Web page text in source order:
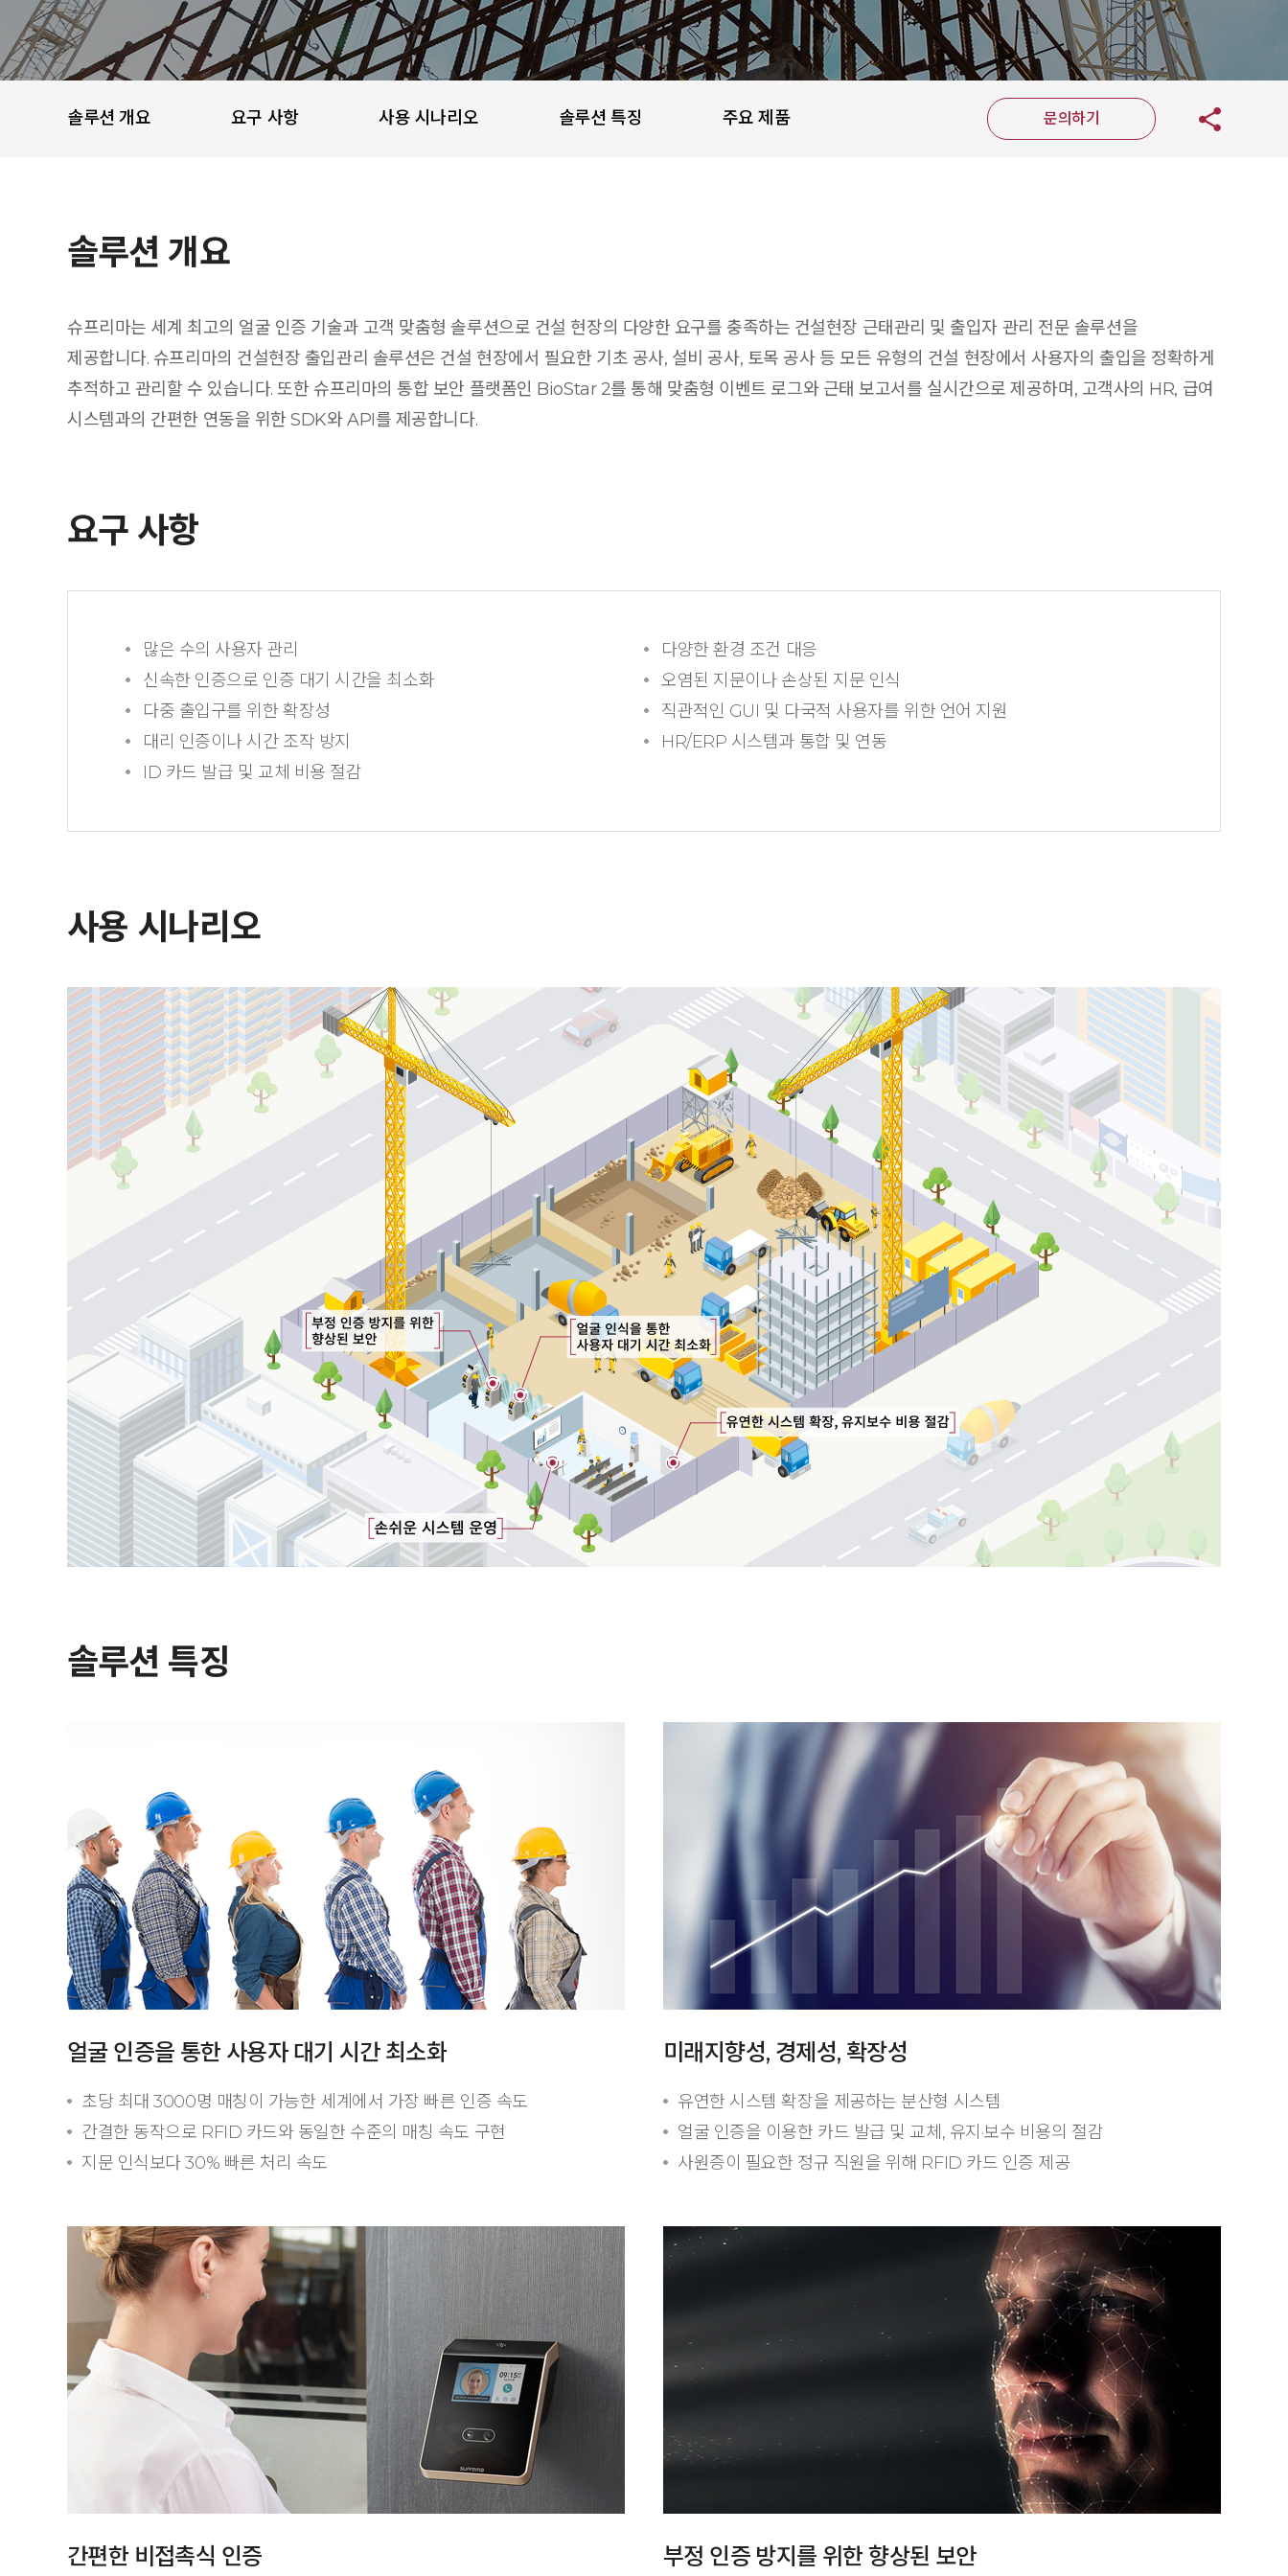
솔루션 개요 요구 사항 사용 시나리오 솔루션 특징 주요 제품 문의하기
솔루션 개요
슈프리마는 세계 최고의 얼굴 인증 기술과 고객 맞춤형 솔루션으로 건설 현장의 다양한 요구를 충족하는 건설현장 근태관리 및 출입자 관리 전문 솔루션을
제공합니다. 슈프리마의 건설현장 출입관리 솔루션은 건설 현장에서 필요한 기초 공사, 설비 공사, 토목 공사 등 모든 유형의 건설 현장에서 사용자의 출입을 정확하게
추적하고 관리할 수 있습니다. 또한 슈프리마의 통합 보안 플랫폼인 BioStar 2를 통해 맞춤형 이벤트 로그와 근태 보고서를 실시간으로 제공하며, 고객사의 HR, 급여
시스템과의 간편한 연동을 위한 SDK와 API를 제공합니다.
요구 사항
많은 수의 사용자 관리
다양한 환경 조건 대응
신속한 인증으로 인증 대기 시간을 최소화
오염된 지문이나 손상된 지문 인식
다중 출입구를 위한 확장성
직관적인 GUI 및 다국적 사용자를 위한 언어 지원
대리 인증이나 시간 조작 방지
HR/ERP 시스템과 통합 및 연동
ID 카드 발급 및 교체 비용 절감
사용 시나리오
솔루션 특징
얼굴 인증을 통한 사용자 대기 시간 최소화
초당 최대 3000명 매칭이 가능한 세계에서 가장 빠른 인증 속도
간결한 동작으로 RFID 카드와 동일한 수준의 매칭 속도 구현
지문 인식보다 30% 빠른 처리 속도
미래지향성, 경제성, 확장성
유연한 시스템 확장을 제공하는 분산형 시스템
얼굴 인증을 이용한 카드 발급 및 교체, 유지·보수 비용의 절감
사원증이 필요한 정규 직원을 위해 RFID 카드 인증 제공
간편한 비접촉식 인증 부정 인증 방지를 위한 향상된 보안